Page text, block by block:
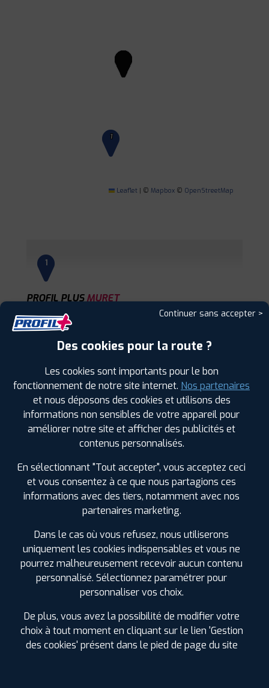
1
Leaflet | © Mapbox © OpenStreetMap
1
PROFIL PLUSMURET
31600 MURET
0561514834
HORAIRES | +D'INFOS
2
PROFIL PLUSBLAGNAC
6 RUE DES ORFEVRES31700 BLAGNAC
0561304488
LES GARAGES PROFIL PLUS
Aucamville (31)
Aussonne (31)
Balma (31)
Beauzelle (31)
Blagnac (31)
Castanet-Tolosan (31)
Colomiers (31)
Continuer sans accepter >
Des cookies pour la route ?
Les cookies sont importants pour le bon
fonctionnement de notre site internet. Nos partenaires
et nous déposons des cookies et utilisons des
informations non sensibles de votre appareil pour
améliorer notre site et afficher des publicités et
contenus personnalisés.
En sélectionnant "Tout accepter", vous acceptez ceci
et vous consentez à ce que nous partagions ces
informations avec des tiers, notamment avec nos
partenaires marketing.
Dans le cas où vous refusez, nous utiliserons
uniquement les cookies indispensables et vous ne
pourrez malheureusement recevoir aucun contenu
personnalisé. Sélectionnez paramétrer pour
personnaliser vos choix.
De plus, vous avez la possibilité de modifier votre
choix à tout moment en cliquant sur le lien 'Gestion
des cookies' présent dans le pied de page du site